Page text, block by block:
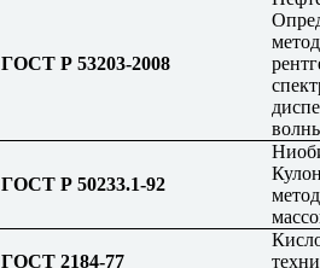
ГОСТ Р 53203-2008
ГОСТ Р 50233.1-92
ГОСТ 2184-77